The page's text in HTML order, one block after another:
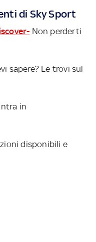
di Sky Sport
Non perderti
sapere? Le trovi sul
in
disponibili e